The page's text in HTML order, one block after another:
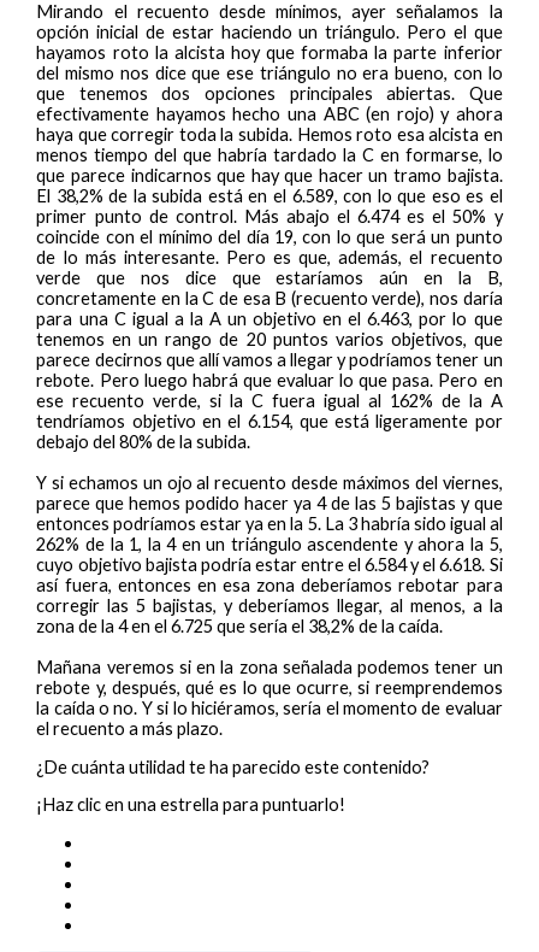
Mirando el recuento desde mínimos, ayer señalamos la
opción inicial de estar haciendo un triángulo. Pero el que
hayamos roto la alcista hoy que formaba la parte inferior
del mismo nos dice que ese triángulo no era bueno, con lo
que tenemos dos opciones principales abiertas. Que
efectivamente hayamos hecho una ABC (en rojo) y ahora
haya que corregir toda la subida. Hemos roto esa alcista en
menos tiempo del que habría tardado la C en formarse, lo
que parece indicarnos que hay que hacer un tramo bajista.
El 38,2% de la subida está en el 6.589, con lo que eso es el
primer punto de control. Más abajo el 6.474 es el 50% y
coincide con el mínimo del día 19, con lo que será un punto
de lo más interesante. Pero es que, además, el recuento
verde que nos dice que estaríamos aún en la B,
concretamente en la C de esa B (recuento verde), nos daría
para una C igual a la A un objetivo en el 6.463, por lo que
tenemos en un rango de 20 puntos varios objetivos, que
parece decirnos que allí vamos a llegar y podríamos tener un
rebote. Pero luego habrá que evaluar lo que pasa. Pero en
ese recuento verde, si la C fuera igual al 162% de la A
tendríamos objetivo en el 6.154, que está ligeramente por
debajo del 80% de la subida.
Y si echamos un ojo al recuento desde máximos del viernes,
parece que hemos podido hacer ya 4 de las 5 bajistas y que
entonces podríamos estar ya en la 5. La 3 habría sido igual al
262% de la 1, la 4 en un triángulo ascendente y ahora la 5,
cuyo objetivo bajista podría estar entre el 6.584 y el 6.618. Si
así fuera, entonces en esa zona deberíamos rebotar para
corregir las 5 bajistas, y deberíamos llegar, al menos, a la
zona de la 4 en el 6.725 que sería el 38,2% de la caída.
Mañana veremos si en la zona señalada podemos tener un
rebote y, después, qué es lo que ocurre, si reemprendemos
la caída o no. Y si lo hiciéramos, sería el momento de evaluar
el recuento a más plazo.
¿De cuánta utilidad te ha parecido este contenido?
¡Haz clic en una estrella para puntuarlo!